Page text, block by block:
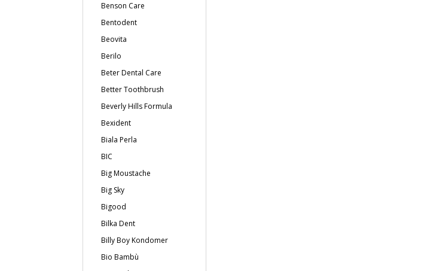
Benson Care
Bentodent
Beovita
Berilo
Beter Dental Care
Better Toothbrush
Beverly Hills Formula
Bexident
Biala Perla
BIC
Big Moustache
Big Sky
Bigood
Bilka Dent
Billy Boy Kondomer
Bio Bambù